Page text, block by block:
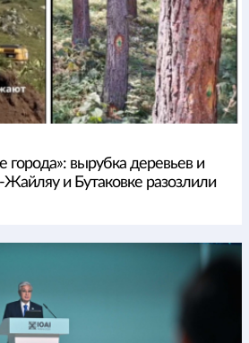
города»: вырубка деревьев и
и Бутаковке разозлили